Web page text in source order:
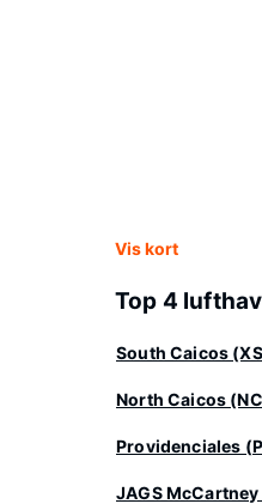
Vis kort
Top 4
South Caicos
North Caicos
Providenciales
JAGS